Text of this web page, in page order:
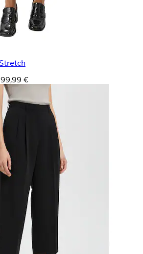
99,99 €